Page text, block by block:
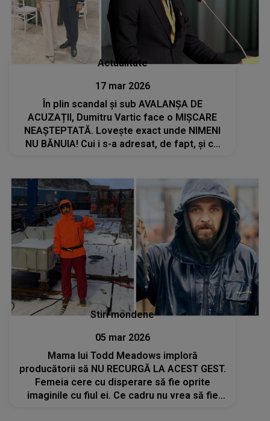
Actualitate
17 mar 2026
În plin scandal și sub AVALANȘA DE
ACUZAȚII, Dumitru Vartic face o MIȘCARE
NEAȘTEPTATĂ. Lovește exact unde NIMENI
NU BĂNUIA! Cui i s-a adresat, de fapt, și ce
Stiri mondene
05 mar 2026
Mama lui Todd Meadows imploră
producătorii să NU RECURGĂ LA ACEST GEST.
Femeia cere cu disperare să fie oprite
imaginile cu fiul ei. Ce cadru nu vrea să fie